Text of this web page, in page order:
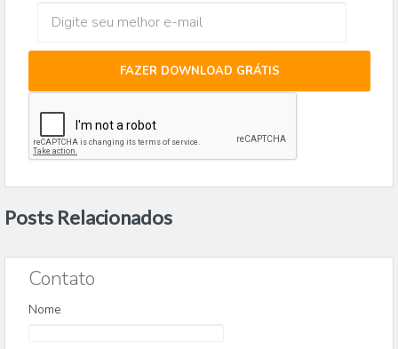
FAZER DOWNLOAD GRÁTIS
Posts Relacionados
Contato
Nome